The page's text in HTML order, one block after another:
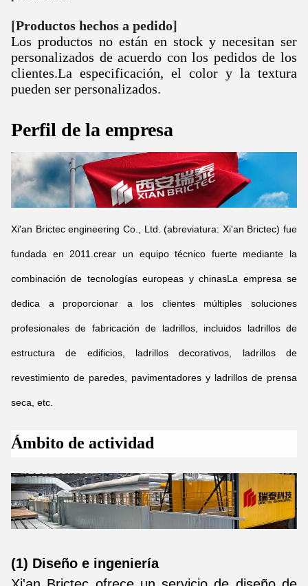
[Productos hechos a pedido]
Los productos no están en stock y necesitan ser
personalizados de acuerdo con los pedidos de los
clientes.La especificación, el color y la textura
pueden ser personalizados.
Perfil de la empresa
Xi'an Brictec engineering Co., Ltd. (abreviatura: Xi'an Brictec) fue
fundada en 2011.crear un equipo técnico fuerte mediante la
combinación de tecnologías europeas y chinasLa empresa se
dedica a proporcionar a los clientes múltiples soluciones
profesionales de fabricación de ladrillos, incluidos ladrillos de
estructura de edificios, ladrillos decorativos, ladrillos de
revestimiento de paredes, pavimentadores y ladrillos de prensa
seca, etc.
Ámbito de actividad
(1) Diseño e ingeniería